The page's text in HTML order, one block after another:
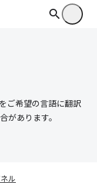
ご希望の言語に翻訳
があります。
ル